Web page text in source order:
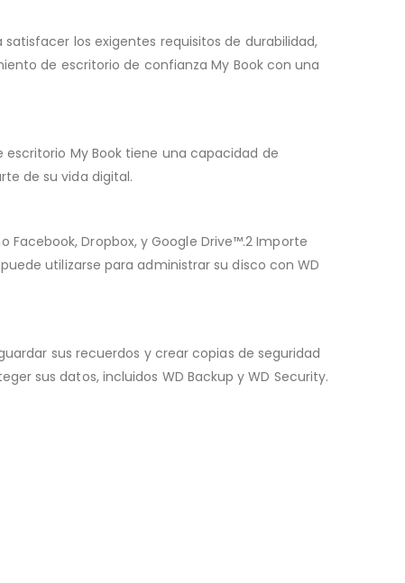
los exigentes requisitos de durabilidad,
de escritorio de confianza My Book con una
My Book tiene una capacidad de
de su vida digital.
Dropbox, y Google Drive™.2 Importe
utilizarse para administrar su disco con WD
sus recuerdos y crear copias de seguridad
sus datos, incluidos WD Backup y WD Security.